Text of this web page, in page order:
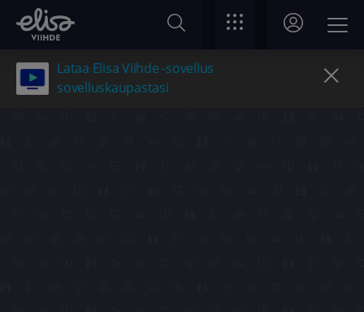
Lataa Elisa Viihde -sovellus
sovelluskaupastasi